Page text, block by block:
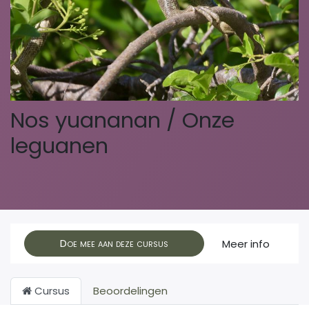
Nos yuananan / Onze
leguanen
Doe mee aan deze cursus Meer info
Cursus Beoordelingen